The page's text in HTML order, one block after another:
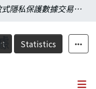
分散式隱私保護數據交易平台設計
Statistics